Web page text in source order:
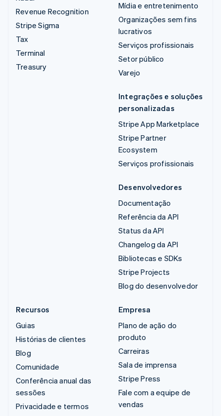
Revenue Recognition
Stripe Sigma
Tax
Terminal
Treasury
Mídia e entretenimento
Organizações sem fins
lucrativos
Serviços profissionais
Setor público
Varejo
Integrações e soluções
personalizadas
Stripe App Marketplace
Stripe Partner
Ecosystem
Serviços profissionais
Desenvolvedores
Documentação
Referência da API
Status da API
Changelog da API
Bibliotecas e SDKs
Stripe Projects
Blog do desenvolvedor
Recursos
Guias
Histórias de clientes
Blog
Comunidade
Conferência anual das
sessões
Privacidade e termos
Empresa
Plano de ação do
produto
Carreiras
Sala de imprensa
Stripe Press
Fale com a equipe de
vendas